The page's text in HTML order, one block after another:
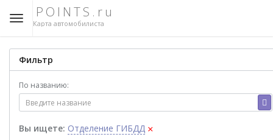
POINTS.ru
Карта автомобилиста
Фильтр
По названию:
Вы ищете: Отделение ГИБДД ×